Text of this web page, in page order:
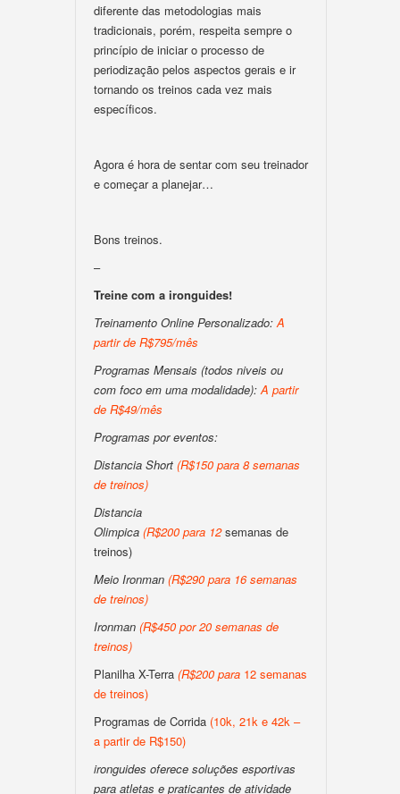
diferente das metodologias mais
tradicionais, porém, respeita sempre o
princípio de iniciar o processo de
periodização pelos aspectos gerais e ir
tornando os treinos cada vez mais
específicos.
Agora é hora de sentar com seu treinador
e começar a planejar…
Bons treinos.
–
Treine com a ironguides!
Treinamento Online Personalizado:A
partir de R$795/mês
Programas Mensais (todos niveis ou
com foco em uma modalidade):A partir
de R$49/mês
Programas por eventos:
Distancia Short (R$150 para 8 semanas
de treinos)
Distancia
Olimpica (R$200 para 12semanas de
treinos)
Meio Ironman (R$290 para 16 semanas
de treinos)
Ironman (R$450 por 20 semanas de
treinos)
Planilha X-Terra (R$200 para 12 semanas
de treinos)
Programas de Corrida (10k, 21k e 42k –
a partir de R$150)
ironguides oferece soluções esportivas
para atletas e praticantes de atividade